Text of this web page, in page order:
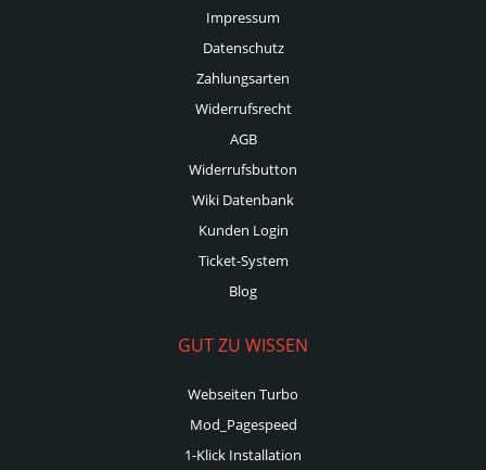
Impressum
Datenschutz
Zahlungsarten
Widerrufsrecht
AGB
Widerrufsbutton
Wiki Datenbank
Kunden Login
Ticket-System
Blog
GUT ZU WISSEN
Webseiten Turbo
Mod_Pagespeed
1-Klick Installation